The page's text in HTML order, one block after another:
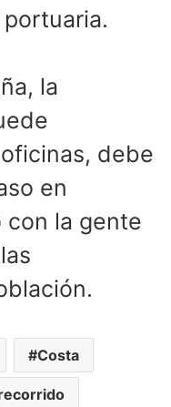
la
debe
en
con la gente
Costa